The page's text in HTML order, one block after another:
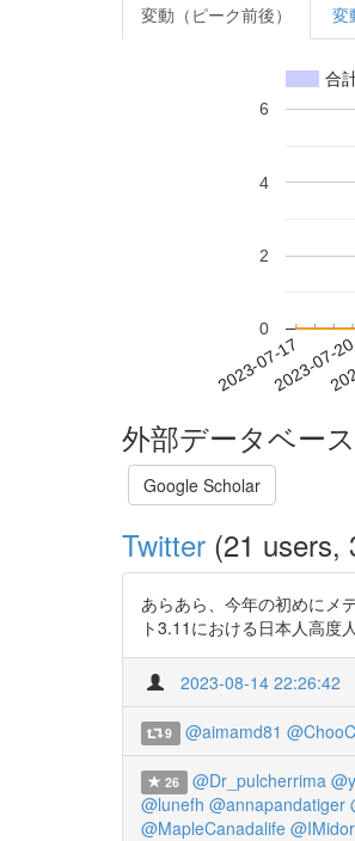
変動（ピーク前後） 変
合
2023-07-172023-07-
0
2
4
6
外部データベー
Google Scholar
Twitter (21 users,
あらあら、今年の初めにメ
ト3.11における日本人高
2023-08-14 22:26:42
9 @aimamd81
26 @Dr_pulcherrima
@lunefh @annapandatiger
@MapleCanadalife